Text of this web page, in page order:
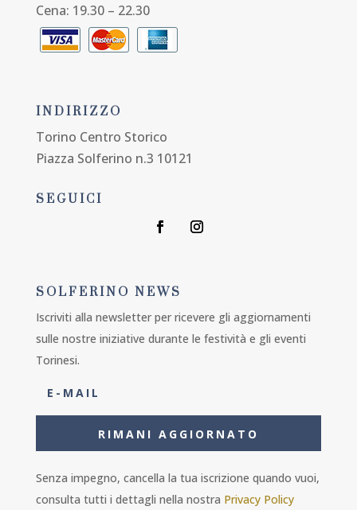
Cena: 19.30 – 22.30
INDIRIZZO
Torino Centro Storico
Piazza Solferino n.3 10121
SEGUICI
SOLFERINO NEWS
Iscriviti alla newsletter per ricevere gli aggiornamenti
sulle nostre iniziative durante le festività e gli eventi
Torinesi.
RIMANI AGGIORNATO
Senza impegno, cancella la tua iscrizione quando vuoi,
consulta tutti i dettagli nella nostra Privacy Policy